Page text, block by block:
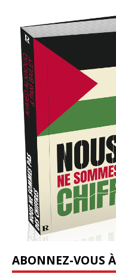
ABONNEZ-VOUS